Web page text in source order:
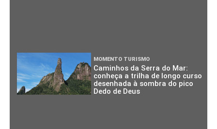
MOMENTO TURISMO
Caminhos da Serra do Mar:
conheça a trilha de longo curso
desenhada à sombra do pico
Dedo de Deus